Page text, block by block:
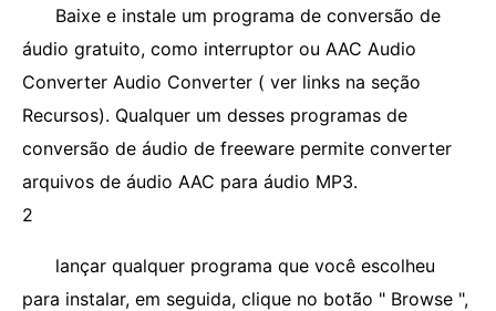
Baixe e instale um programa de conversão de
áudio gratuito, como interruptor ou AAC Audio
Converter Audio Converter ( ver links na seção
Recursos). Qualquer um desses programas de
conversão de áudio de freeware permite converter
arquivos de áudio AAC para áudio MP3.
2
lançar qualquer programa que você escolheu
para instalar, em seguida, clique no botão " Browse ",